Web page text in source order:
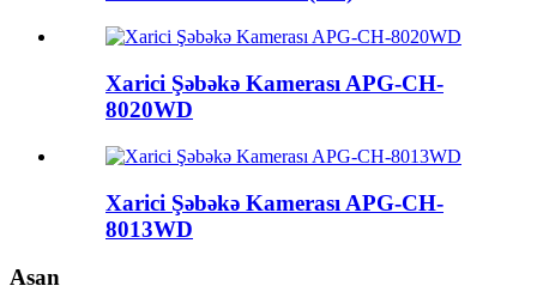
Xarici Şəbəkə Kamerası APG-CH-
8020WD
Xarici Şəbəkə Kamerası APG-CH-
8013WD
Asan